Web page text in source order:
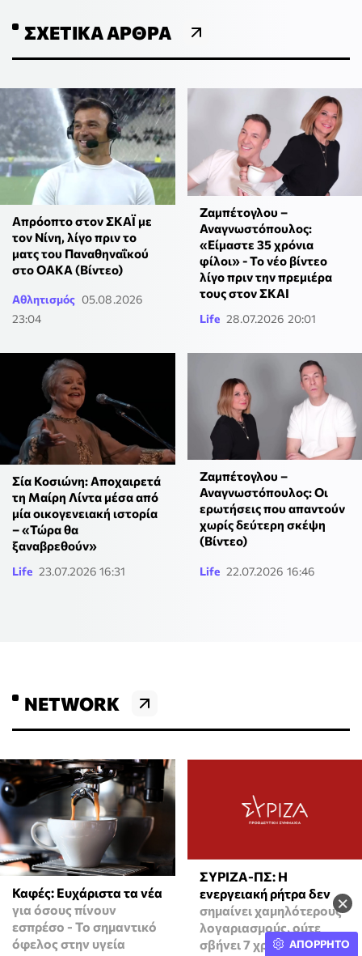
×
ΣΧΕΤΙΚΆ ΆΡΘΡΑ
Απρόοπτο στον ΣΚΑΪ με
τον Νίνη, λίγο πριν το
ματς του Παναθηναΐκού
στο ΟΑΚΑ (Βίντεο)
Αθλητισμός 05.08.2026
23:04
Ζαμπέτογλου –
Αναγνωστόπουλος:
«Είμαστε 35 χρόνια
φίλοι» - Το νέο βίντεο
λίγο πριν την πρεμιέρα
τους στον ΣΚΑΙ
Life 28.07.2026 20:01
Σία Κοσιώνη: Αποχαιρετά
τη Μαίρη Λίντα μέσα από
μία οικογενειακή ιστορία
– «Τώρα θα
ξαναβρεθούν»
Life 23.07.2026 16:31
Ζαμπέτογλου –
Αναγνωστόπουλος: Οι
ερωτήσεις που απαντούν
χωρίς δεύτερη σκέψη
(Βίντεο)
Life 22.07.2026 16:46
NETWORK
Καφές: Ευχάριστα τα νέα
για όσους πίνουν
εσπρέσο - Το σημαντικό
όφελος στην υγεία
ΣΥΡΙΖΑ-ΠΣ: Η
ενεργειακή ρήτρα δεν
σημαίνει χαμηλότερους
λογαριασμούς, ούτε
σβήνει 7 χρόνιαΑΠΟΡΡΗΤΟ